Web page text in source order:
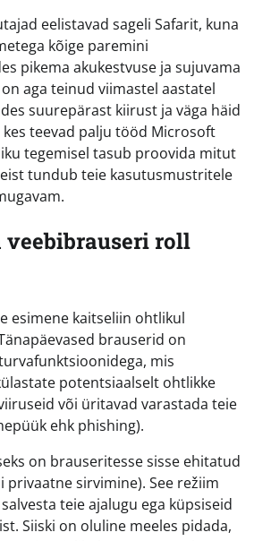
eelistavad sageli Safarit, kuna
kõige paremini
pikema akukestvuse ja sujuvama
aga teinud viimastel aastatel
suurepärast kiirust ja väga häid
teevad palju tööd Microsoft
tegemisel tasub proovida mitut
tundub teie kasutusmustritele
roll
esimene kaitseliin ohtlikul
brauserid on
mis
potentsiaalselt ohtlikke
või üritavad varastada teie
ehk phishing).
on brauseritesse sisse ehitatud
privaatne sirvimine). See režiim
teie ajalugu ega küpsiseid
Siiski on oluline meeles pidada,